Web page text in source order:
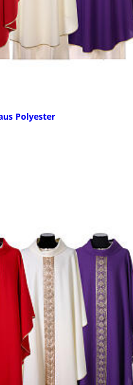
Polyester